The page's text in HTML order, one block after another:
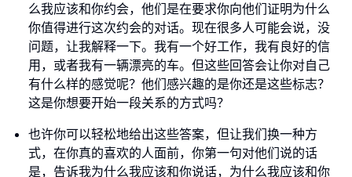
么我应该和你约会，他们是在要求你向他们证明为什么
你值得进行这次约会的对话。现在很多人可能会说，没
问题，让我解释一下。我有一个好工作，我有良好的信
用，或者我有一辆漂亮的车。但这些回答会让你对自己
有什么样的感觉呢？他们感兴趣的是你还是这些标志？
这是你想要开始一段关系的方式吗？
也许你可以轻松地给出这些答案，但让我们换一种方
式，在你真的喜欢的人面前，你第一句对他们说的话
是，告诉我为什么我应该和你说话，为什么我应该和你